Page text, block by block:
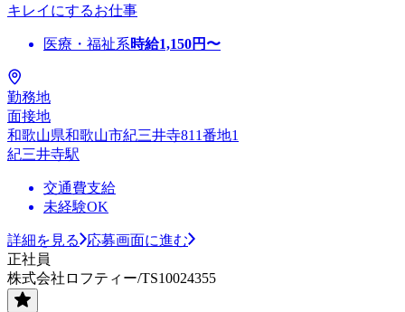
キレイにするお仕事
医療・福祉系時給1,150円〜
勤務地
面接地
和歌山県和歌山市紀三井寺811番地1
紀三井寺駅
交通費支給
未経験OK
詳細を見る
応募画面に進む
正社員
株式会社ロフティー/TS10024355